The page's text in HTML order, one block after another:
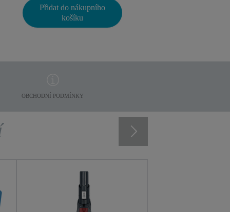
Přidat do nákupního
košíku
OBCHODNÍ PODMÍNKY